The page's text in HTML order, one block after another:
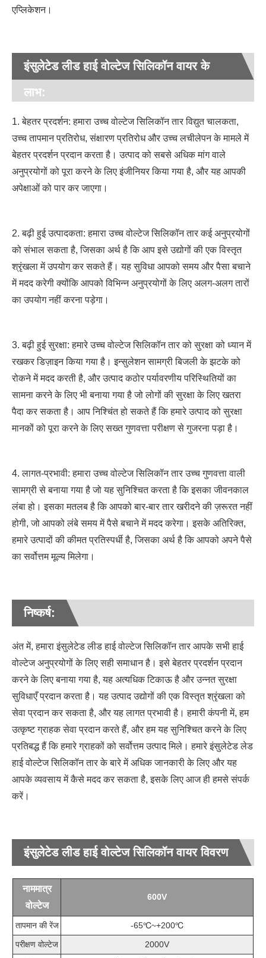
एप्लिकेशन।
इंसुलेटेड लीड हाई वोल्टेज सिलिकॉन वायर के
लाभ:
1. बेहतर प्रदर्शन: हमारा उच्च वोल्टेज सिलिकॉन तार विद्युत चालकता,
उच्च तापमान प्रतिरोध, संक्षारण प्रतिरोध और उच्च लचीलेपन के मामले में
बेहतर प्रदर्शन प्रदान करता है। उत्पाद को सबसे अधिक मांग वाले
अनुप्रयोगों को पूरा करने के लिए इंजीनियर किया गया है, और यह आपकी
अपेक्षाओं को पार कर जाएगा।
2. बढ़ी हुई उत्पादकता: हमारा उच्च वोल्टेज सिलिकॉन तार कई अनुप्रयोगों
को संभाल सकता है, जिसका अर्थ है कि आप इसे उद्योगों की एक विस्तृत
श्रृंखला में उपयोग कर सकते हैं। यह सुविधा आपको समय और पैसा बचाने
में मदद करेगी क्योंकि आपको विभिन्न अनुप्रयोगों के लिए अलग-अलग तारों
का उपयोग नहीं करना पड़ेगा।
3. बढ़ी हुई सुरक्षा: हमारे उच्च वोल्टेज सिलिकॉन तार को सुरक्षा को ध्यान में
रखकर डिज़ाइन किया गया है। इन्सुलेशन सामग्री बिजली के झटके को
रोकने में मदद करती है, और उत्पाद कठोर पर्यावरणीय परिस्थितियों का
सामना करने के लिए भी बनाया गया है जो लोगों की सुरक्षा के लिए खतरा
पैदा कर सकता है। आप निश्चिंत हो सकते हैं कि हमारे उत्पाद को सुरक्षा
मानकों को पूरा करने के लिए सख्त गुणवत्ता परीक्षण से गुजरना पड़ा है।
4. लागत-प्रभावी: हमारा उच्च वोल्टेज सिलिकॉन तार उच्च गुणवत्ता वाली
सामग्री से बनाया गया है जो यह सुनिश्चित करता है कि इसका जीवनकाल
लंबा हो। इसका मतलब है कि आपको बार-बार तार खरीदने की ज़रूरत नहीं
होगी, जो आपको लंबे समय में पैसे बचाने में मदद करेगा। इसके अतिरिक्त,
हमारे उत्पादों की कीमत प्रतिस्पर्धी है, जिसका अर्थ है कि आपको अपने पैसे
का सर्वोत्तम मूल्य मिलेगा।
निष्कर्ष:
अंत में, हमारा इंसुलेटेड लीड हाई वोल्टेज सिलिकॉन तार आपके सभी हाई
वोल्टेज अनुप्रयोगों के लिए सही समाधान है। इसे बेहतर प्रदर्शन प्रदान
करने के लिए बनाया गया है, यह अत्यधिक टिकाऊ है और उन्नत सुरक्षा
सुविधाएँ प्रदान करता है। यह उत्पाद उद्योगों की एक विस्तृत श्रृंखला को
सेवा प्रदान कर सकता है, और यह लागत प्रभावी है। हमारी कंपनी में, हम
उत्कृष्ट ग्राहक सेवा प्रदान करते हैं, और हम यह सुनिश्चित करने के लिए
प्रतिबद्ध हैं कि हमारे ग्राहकों को सर्वोत्तम उत्पाद मिले। हमारे इंसुलेटेड लेड
हाई वोल्टेज सिलिकॉन तार के बारे में अधिक जानकारी के लिए और यह
आपके व्यवसाय में कैसे मदद कर सकता है, इसके लिए आज ही हमसे संपर्क
करें।
इंसुलेटेड लीड हाई वोल्टेज सिलिकॉन वायर विवरण
नाममात्र
वोल्टेज
600V
तापमान की रेंज
-65℃~+200℃
परीक्षण वोल्टेज
2000V